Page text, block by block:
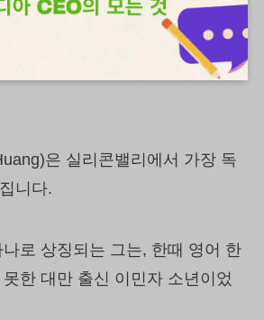
은 실리콘밸리에서 가장 독
니다.
로 상징되는 그는, 한때 영어 한
한 대만 출신 이민자 소년이었